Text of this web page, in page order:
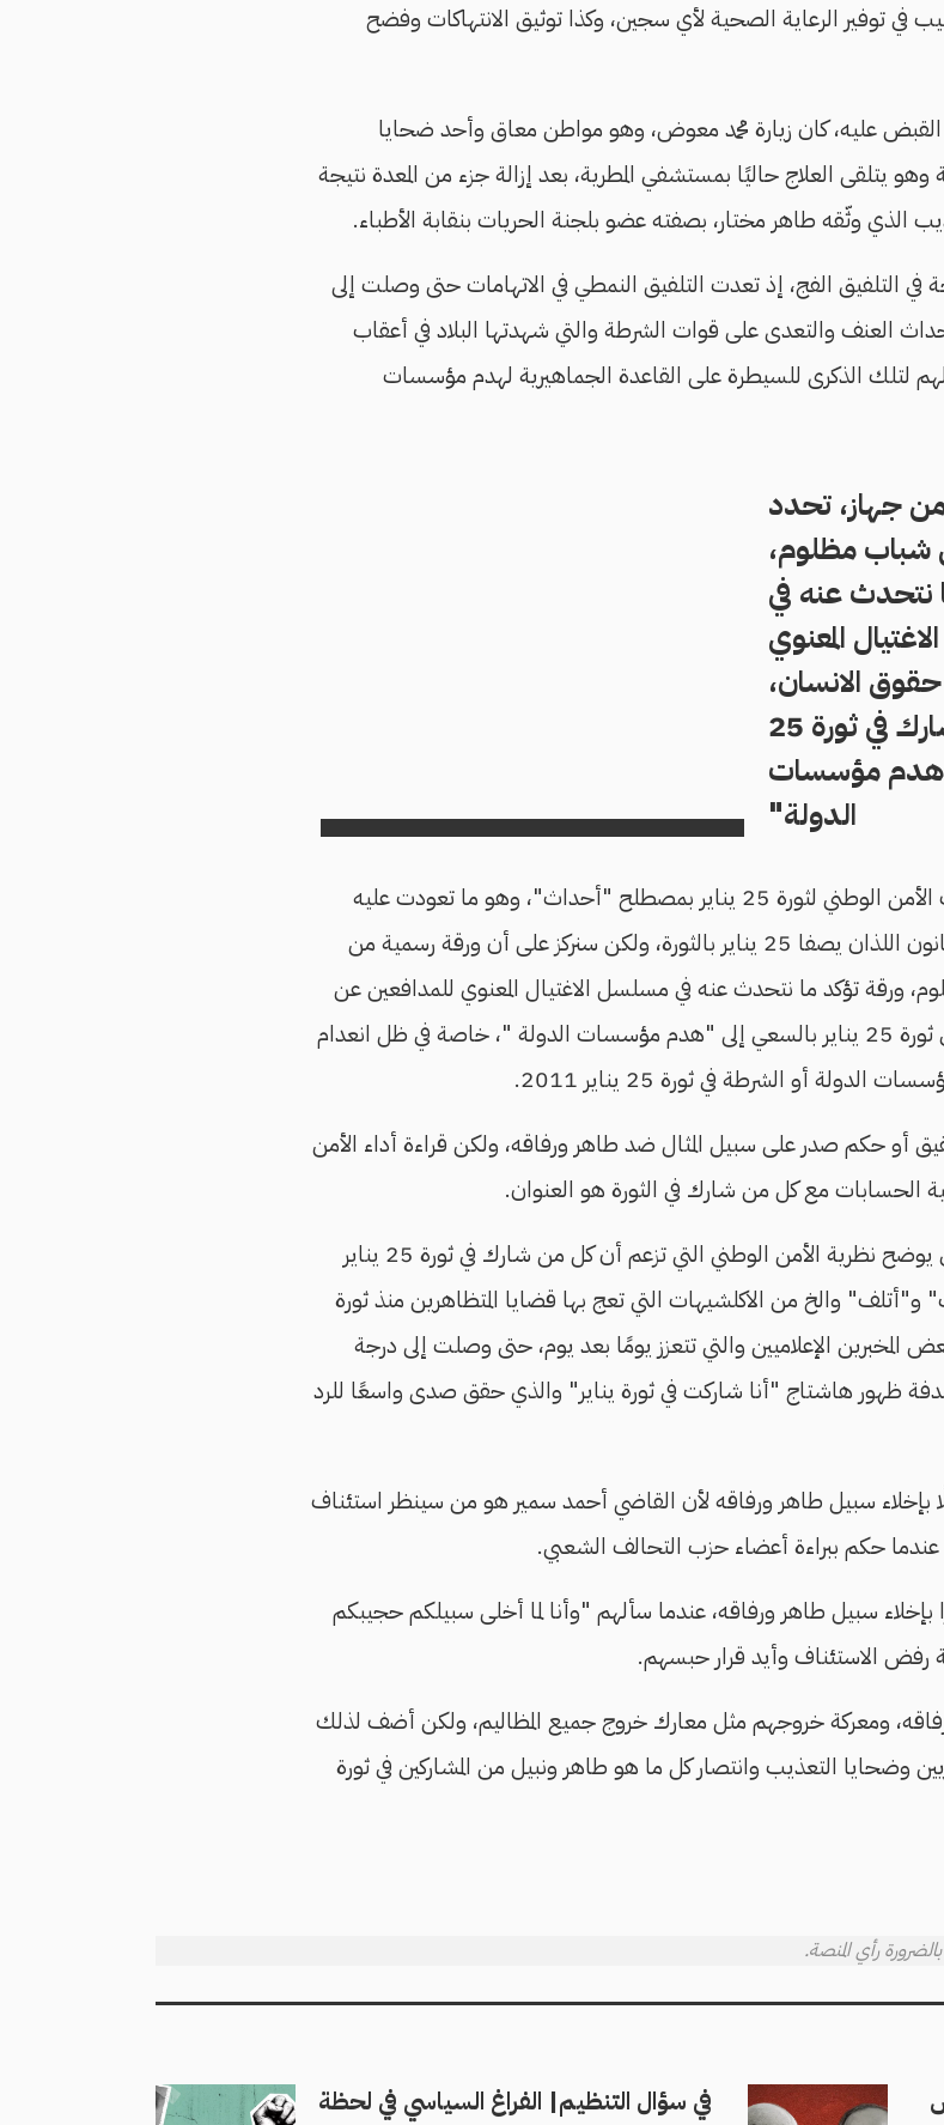
في توفير الرعاية الصحية لأي سجين، وكذا توثيق الانتهاكات وفضح
عليه، كان زيارة محمد معوض، وهو مواطن معاق وأحد ضحايا
يتلقى العلاج حاليًا بمستشفي المطرية، بعد إزالة جزء من المعدة نتيجة
الذي وثّقه طاهر مختار، بصفته عضو بلجنة الحريات بنقابة الأطباء.
التلفيق الفج، إذ تعدت التلفيق النمطي في الاتهامات حتى وصلت إلى
العنف والتعدى على قوات الشرطة والتي شهدتها البلاد في أعقاب
عام 2011 واستغلالهم لتلك الذكرى للسيطرة على القاعدة الجماهيرية لهدم مؤسسات
جهاز، تحدد
شباب مظلوم،
نتحدث عنه في
المعنوي
الانسان،
واتهام كل من شارك في ثورة 25
"هدم مؤسسات
الدولة"
رغم دلالته، لن نتوقف عند جزئية وصف الأمن الوطني لثورة 25 يناير بمصطلح "أحداث"، وهو ما تعودت عليه
تحريات الجهاز على خلاف الدستور والقانون اللذان يصفا 25 يناير بالثورة، ولكن سنركز على أن ورقة رسمية من
ورقة تؤكد ما نتحدث عنه في مسلسل الاغتيال المعنوي للمدافعين عن
حقوق الانسان، واتهام كل من شارك في ثورة 25 يناير بالسعي إلى "هدم مؤسسات الدولة "، خاصة في ظل انعدام
أو الشرطة في ثورة 25 يناير 2011.
أو حكم صدر على سبيل المثال ضد طاهر ورفاقه، ولكن قراءة أداء الأمن
الحسابات مع كل من شارك في الثورة هو العنوان.
ولعل التحريات المفضوحة أول رد رسمي يوضح نظرية الأمن الوطني التي تزعم أن كل من شارك في ثورة 25 يناير
والخ من الاكلشيهات التي تعج بها قضايا المتظاهرين منذ ثورة
المخبرين الإعلاميين والتي تتعزز يومًا بعد يوم، حتى وصلت إلى درجة
ظهور هاشتاج "أنا شاركت في ثورة يناير" والذي حقق صدى واسعًا للرد
بإخلاء سبيل طاهر ورفاقه لأن القاضي أحمد سمير هو من سينظر استئناف
حكم ببراءة أعضاء حزب التحالف الشعبي.
بإخلاء سبيل طاهر ورفاقه، عندما سألهم "وأنا لما أخلى سبيلكم حجيبكم
رفض الاستئناف وأيد قرار حبسهم.
ومعركة خروجهم مثل معارك خروج جميع المظاليم، ولكن أضف لذلك
وضحايا التعذيب وانتصار كل ما هو طاهر ونبيل من المشاركين في ثورة
رأي المنصة.
في سؤال التنظيم| الفراغ السياسي في لحظة